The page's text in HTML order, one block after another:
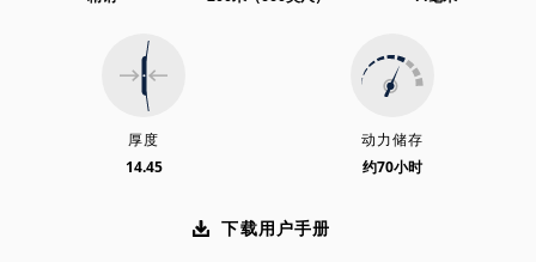
厚度
14.45
动力储存
约70小时
下载用户手册